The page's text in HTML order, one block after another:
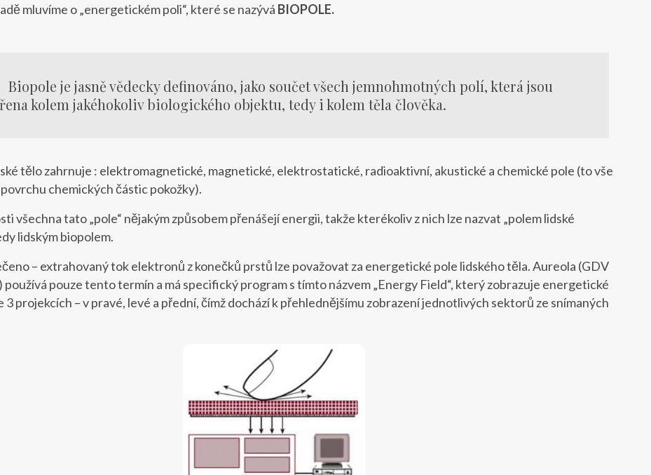
mluvíme o „energetickém poli“, které se nazývá BIOPOLE.
Biopole je jasně vědecky definováno, jako součet všech jemnohmotných polí, která jsou
kolem jakéhokoliv biologického objektu, tedy i kolem těla člověka.
tělo zahrnuje : elektromagnetické, magnetické, elektrostatické, radioaktivní, akustické a chemické pole (to vše
chemických částic pokožky).
všechna tato „pole“ nějakým způsobem přenášejí energii, takže kterékoliv z nich lze nazvat „polem lidské
lidským biopolem.
– extrahovaný tok elektronů z konečků prstů lze považovat za energetické pole lidského těla. Aureola (GDV
pouze tento termín a má specifický program s tímto názvem „Energy Field“, který zobrazuje energetické
3 projekcích – v pravé, levé a přední, čímž dochází k přehlednějšímu zobrazení jednotlivých sektorů ze snímaných